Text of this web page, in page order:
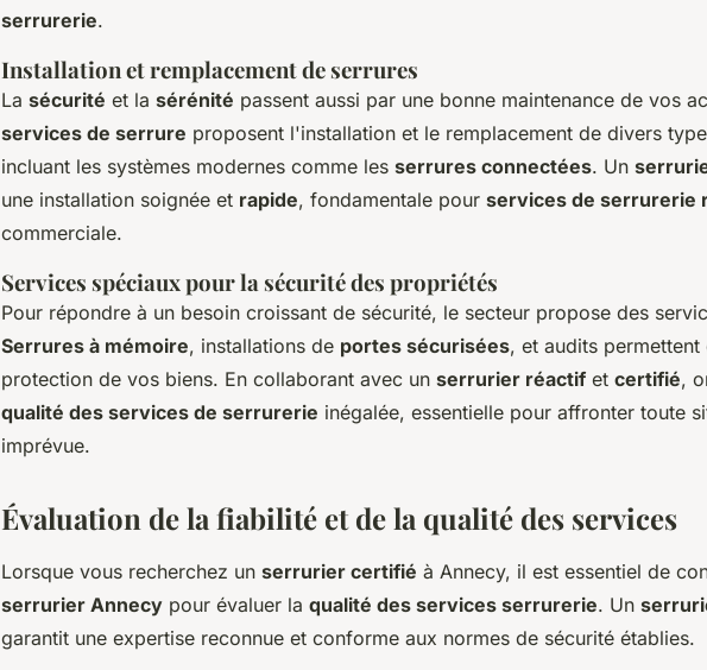
serrurerie.
Installation et remplacement de serrures
La sécurité et la sérénité passent aussi par une bonne maintenance de vos
services de serrure proposent l'installation et le remplacement de divers
incluant les systèmes modernes comme les serrures connectées. Un
une installation soignée et rapide, fondamentale pour services de serrurerie
commerciale.
Services spéciaux pour la sécurité des propriétés
Pour répondre à un besoin croissant de sécurité, le secteur propose des
Serrures à mémoire, installations de portes sécurisées, et audits
protection de vos biens. En collaborant avec un serrurier réactif et certifié,
qualité des services de serrurerie inégalée, essentielle pour affronter toute
imprévue.
Évaluation de la fiabilité et de la qualité des services
Lorsque vous recherchez un serrurier certifié à Annecy, il est essentiel de
serrurier Annecy pour évaluer la qualité des services serrurerie. Un
garantit une expertise reconnue et conforme aux normes de sécurité établies.